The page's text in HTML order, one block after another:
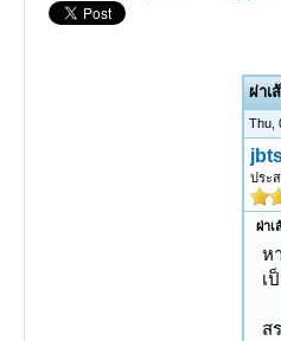
ผ่าเ
Thu,
ประ
ผ่าเ
ห
เ
ส